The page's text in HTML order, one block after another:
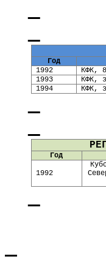
Год
1992
КФК,
1993
КФК,
1994
КФК,
Год
1992